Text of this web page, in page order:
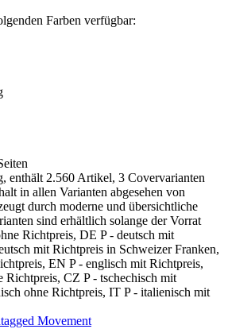
Farben verfügbar:
enthält 2.560 Artikel, 3 Covervarianten
in allen Varianten abgesehen von
durch moderne und übersichtliche
sind erhältlich solange der Vorrat
Richtpreis, DE P - deutsch mit
mit Richtpreis in Schweizer Franken,
EN P - englisch mit Richtpreis,
Richtpreis, CZ P - tschechisch mit
ohne Richtpreis, IT P - italienisch mit
Movement